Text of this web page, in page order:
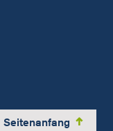
Seitenanfang y